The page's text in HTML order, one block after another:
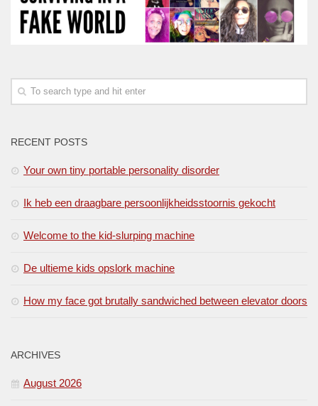
RECENT POSTS
Your own tiny portable personality disorder
Ik heb een draagbare persoonlijkheidsstoornis gekocht
Welcome to the kid-slurping machine
De ultieme kids opslork machine
How my face got brutally sandwiched between elevator doors
ARCHIVES
August 2026